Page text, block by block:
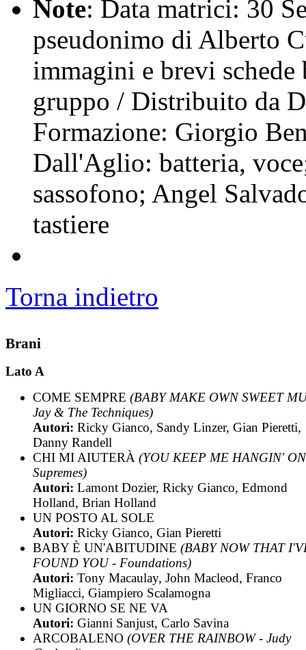
Note: Data matrici: 30
pseudonimo di Alberto
immagini e brevi
gruppo / Distribuito da
Formazione: Giorgio
Dall'Aglio: batteria,
sassofono; Angel
tastiere
Torna indietro
Brani
Lato A
COME SEMPRE (BABY MAKE OWN SWEET
Jay & The Techniques)
Autori: Ricky Gianco, Sandy Linzer, Gian Pieretti,
Danny Randell
CHI MI AIUTERÀ (YOU KEEP ME HANGIN'
Supremes)
Autori: Lamont Dozier, Ricky Gianco, Edmond
Holland, Brian Holland
UN POSTO AL SOLE
Autori: Ricky Gianco, Gian Pieretti
BABY È UN'ABITUDINE (BABY NOW THAT
FOUND YOU - Foundations)
Autori: Tony Macaulay, John Macleod, Franco
Migliacci, Giampiero Scalamogna
UN GIORNO SE NE VA
Autori: Gianni Sanjust, Carlo Savina
ARCOBALENO (OVER THE RAINBOW - Judy